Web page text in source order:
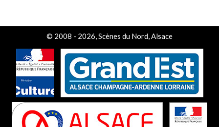
© 2008 - 2026, Scènes du Nord, Alsace